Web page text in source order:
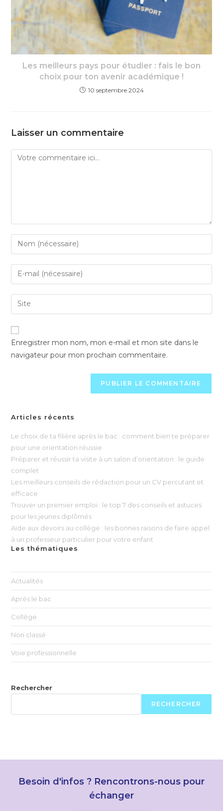
Les meilleurs pays pour étudier : fais le bon
choix pour ton avenir académique !
10 septembre 2024
Laisser un commentaire
Enregistrer mon nom, mon e-mail et mon site dans le
navigateur pour mon prochain commentaire.
Articles récents
Le choix de ta filière après le bac : comment bien te préparer
pour une orientation réussie
Préparer et réussir ta visite à un salon d’orientation : le guide
complet
Les meilleurs conseils de rédaction pour un CV percutant et
efficace
Trouver un premier emploi : le top 7 des conseils et astuces
pour les jeunes diplômés
Aide aux devoirs au collège : les bonnes raisons de faire appel
à un professeur particulier pour votre enfant
Les thématiques
Actualités
Après le bac
Collège
Non classé
Voie professionnelle
Rechercher
RECHERCHER
Besoin d'infos ? Rencontrons-nous pour
échanger